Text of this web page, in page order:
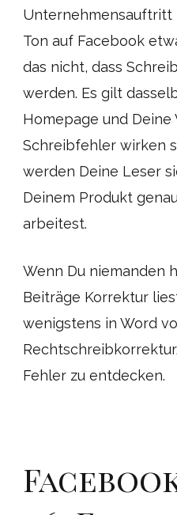
Unternehmensauftritt
Ton auf Facebook
das nicht, dass
werden. Es gilt
Homepage und Deine
Schreibfehler wirken
werden Deine Leser
Deinem Produkt
arbeitest.
Wenn Du niemanden
Beiträge Korrektur
wenigstens in Word
Fehler zu entdecken.